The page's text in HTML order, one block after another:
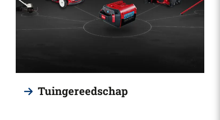
Tuingereedschap